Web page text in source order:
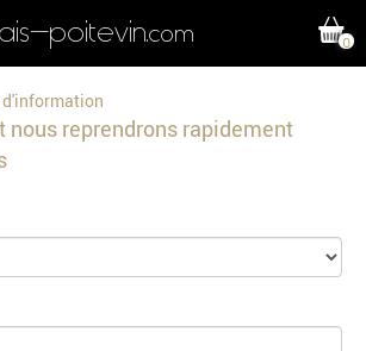
poitevin.com 0
d'information
nous reprendrons rapidement